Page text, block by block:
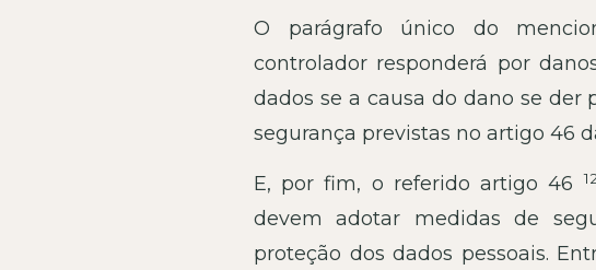
O parágrafo único do
controlador responderá por
dados se a causa do dano se der
segurança previstas no artigo 46
E, por fim, o referido artigo 46
devem adotar medidas de
proteção dos dados pessoais.